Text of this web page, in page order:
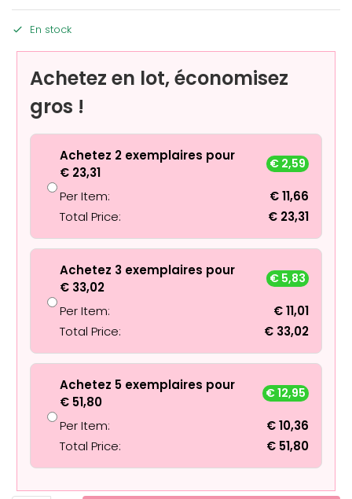
En stock
Achetez en lot, économisez
gros !
Achetez 2 exemplaires pour
€ 23,31
€ 2,59
Per Item: €11,66
Total Price:
€ 23,31
Achetez 3 exemplaires pour
€ 33,02
€ 5,83
Per Item: €11,01
Total Price:
€ 33,02
Achetez 5 exemplaires pour
€ 51,80
€12,95
Per Item: €10,36
Total Price:
€ 51,80